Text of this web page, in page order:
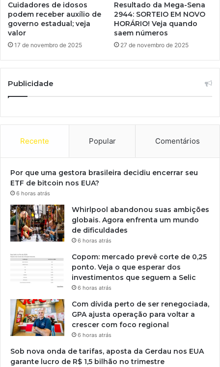
Cuidadores de idosos
podem receber auxílio de
governo estadual; veja
valor
17 de novembro de 2025
Resultado da Mega-Sena
2944: SORTEIO EM NOVO
HORÁRIO! Veja quando
saem números
27 de novembro de 2025
Publicidade
Recente Popular Comentários
Por que uma gestora brasileira decidiu encerrar seu
ETF de bitcoin nos EUA?
6 horas atrás
Whirlpool abandonou suas ambições
globais. Agora enfrenta um mundo
de dificuldades
6 horas atrás
Copom: mercado prevê corte de 0,25
ponto. Veja o que esperar dos
investimentos que seguem a Selic
6 horas atrás
Com dívida perto de ser renegociada,
GPA ajusta operação para voltar a
crescer com foco regional
6 horas atrás
Sob nova onda de tarifas, aposta da Gerdau nos EUA
garante lucro de R$ 1,5 bilhão no trimestre